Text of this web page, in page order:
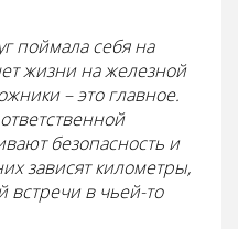
поймала себя на
жизни на железной
– это главное.
безопасность и
зависят километры,
встречи в чьей-то